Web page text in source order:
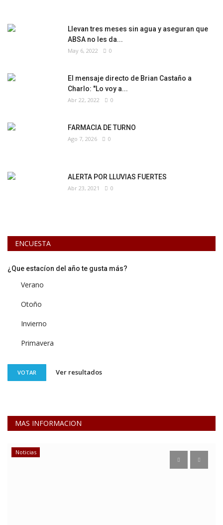
Llevan tres meses sin agua y aseguran que
ABSA no les da...
May 6, 2022 0
El mensaje directo de Brian Castaño a
Charlo: "Lo voy a...
Abr 22, 2022 0
FARMACIA DE TURNO
Ago 7, 2026 0
ALERTA POR LLUVIAS FUERTES
Abr 23, 2021 0
ENCUESTA
¿Que estacíon del año te gusta más?
Verano
Otoño
Invierno
Primavera
VOTAR Ver resultados
MAS INFORMACION
Noticias